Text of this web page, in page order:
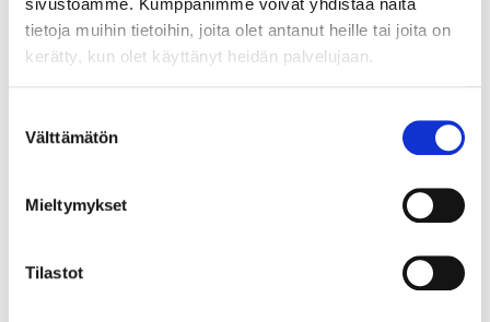
tietoja muihin tietoihin, joita olet antanut heille tai joita on
kerätty, kun olet käyttänyt heidän palvelujaan.
valinta
Välttämätön
Mieltymykset
Tilastot